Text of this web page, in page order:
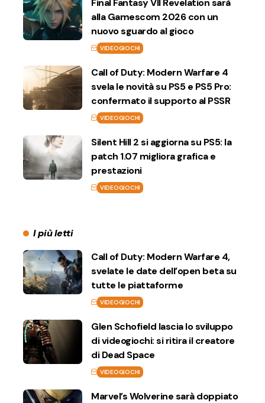
alla Gamescom 2026 con un
nuovo sguardo al gioco
VIDEOGIOCHI
Call of Duty: Modern Warfare 4
svela le novità su PS5 e PS5 Pro:
confermato il supporto al PSSR
VIDEOGIOCHI
Silent Hill 2 si aggiorna su PS5: la
patch 1.07 migliora grafica e
prestazioni
VIDEOGIOCHI
I più letti
Call of Duty: Modern Warfare 4,
svelate le date dell’open beta su
tutte le piattaforme
VIDEOGIOCHI
Glen Schofield lascia lo sviluppo
di videogiochi: si ritira il creatore
di Dead Space
VIDEOGIOCHI
Marvel’s Wolverine sarà doppiato